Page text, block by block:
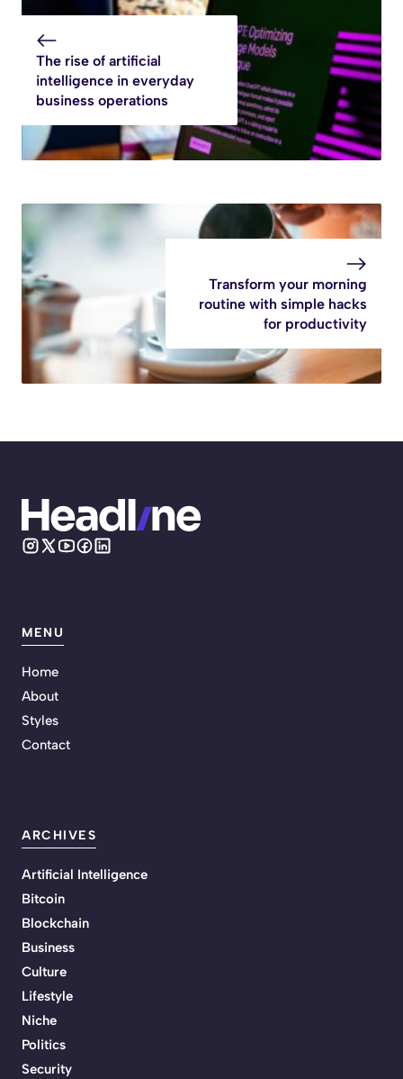
The rise of artificial
intelligence in everyday
business operations
Transform your morning
routine with simple hacks
for productivity
MENU
Home
About
Styles
Contact
ARCHIVES
Artificial Intelligence
Bitcoin
Blockchain
Business
Culture
Lifestyle
Niche
Politics
Security